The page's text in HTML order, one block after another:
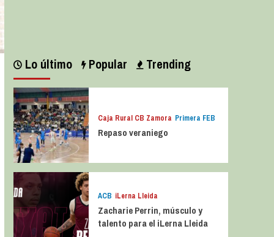
Lo último Popular Trending
Caja Rural CB Zamora Primera FEB
Repaso veraniego
ACB iLerna Lleida
Zacharie Perrin, músculo y
talento para el iLerna Lleida